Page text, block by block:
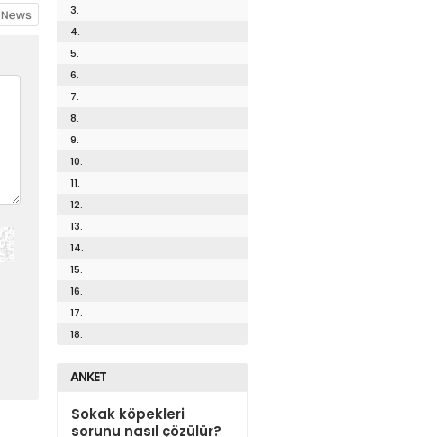
3.
4.
5.
6.
7.
8.
9.
10.
11.
12.
13.
14.
15.
16.
17.
18.
ANKET
Sokak köpekleri
sorunu nasıl çözülür?